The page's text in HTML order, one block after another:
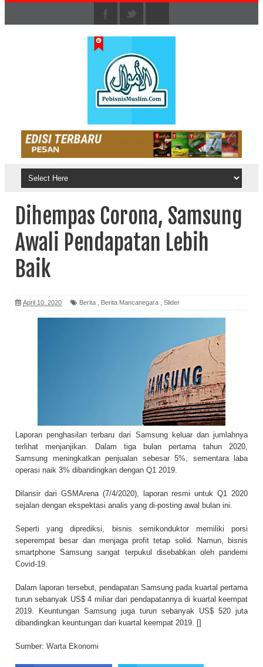
Dihempas Corona, Samsung
Awali Pendapatan Lebih
Baik
April 10, 2020 Berita Berita Mancanegara Slider
Laporan penghasilan terbaru dari Samsung keluar dan jumlahnya
terlihat menjanjikan. Dalam tiga bulan pertama tahun 2020,
Samsung meningkatkan penjualan sebesar 5%, sementara laba
operasi naik 3% dibandingkan dengan Q1 2019.
Dilansir dari GSMArena (7/4/2020), laporan resmi untuk Q1 2020
sejalan dengan ekspektasi analis yang di-posting awal bulan ini.
Seperti yang diprediksi, bisnis semikonduktor memiliki porsi
seperempat besar dan menjaga profit tetap solid. Namun, bisnis
smartphone Samsung sangat terpukul disebabkan oleh pandemi
Covid-19.
Dalam laporan tersebut, pendapatan Samsung pada kuartal pertama
turun sebanyak US$ 4 miliar dari pendapatannya di kuartal keempat
2019. Keuntungan Samsung juga turun sebanyak US$ 520 juta
dibandingkan keuntungan dari kuartal keempat 2019. []
Sumber: Warta Ekonomi